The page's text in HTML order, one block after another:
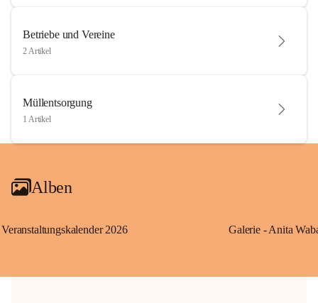
Betriebe und Vereine
2 Artikel
Müllentsorgung
1 Artikel
Alben
Veranstaltungskalender 2026 Galerie - Anita